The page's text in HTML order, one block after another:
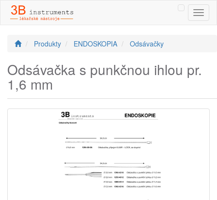
Produkty ENDOSKOPIA Odsávačky
Odsávačka s punkčnou ihlou pr.
1,6 mm